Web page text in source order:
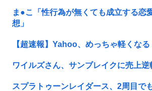
ま●こ「性行為が無くても成立する恋
想」
【超速報】Yahoo、めっちゃ軽くなる
ワイルズさん、サンブレイクに売上
スプラトゥーンレイダース、2周目で